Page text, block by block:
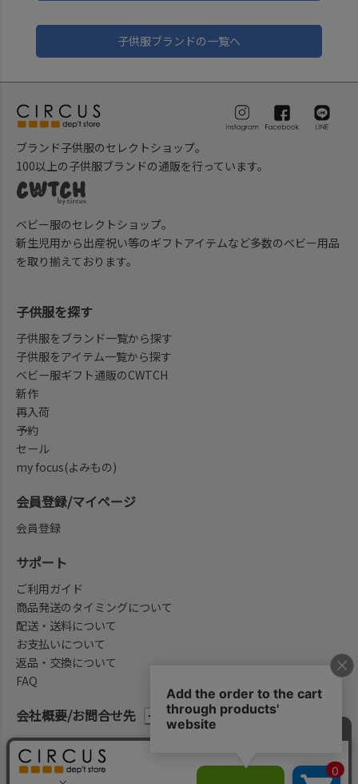
子供服ブランドの一覧へ
ブランド子供服のセレクトショップ。
100以上の子供服ブランドの通販を行っています。
ベビー服のセレクトショップ。
新生児用から出産祝い等のギフトアイテムなど多数のベビー用品
を取り揃えております。
会社概要/お問合せ先
子供服を探す
子供服をブランド一覧から探す
子供服をアイテム一覧から探す
ベビー服ギフト通販のCWTCH
新作
再入荷
予約
セール
my focus(よみもの)
会員登録/マイページ
会員登録
サポート
ご利用ガイド
商品発送のタイミングについて
配送・送料について
お支払いについて
返品・交換について
FAQ
法律に基づく表示 プライバシーポリシー